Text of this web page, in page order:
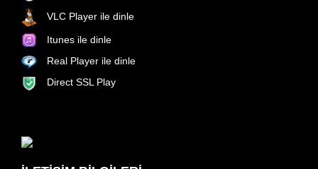
VLC Player ile dinle
Itunes ile dinle
Real Player ile dinle
Direct SSL Play